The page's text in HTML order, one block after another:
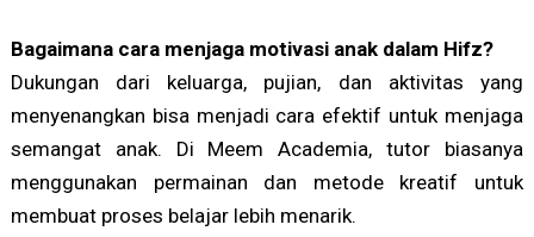
Bagaimana cara menjaga motivasi anak dalam Hifz?
Dukungan dari keluarga, pujian, dan aktivitas yang
menyenangkan bisa menjadi cara efektif untuk menjaga
semangat anak. Di Meem Academia, tutor biasanya
menggunakan permainan dan metode kreatif untuk
membuat proses belajar lebih menarik.